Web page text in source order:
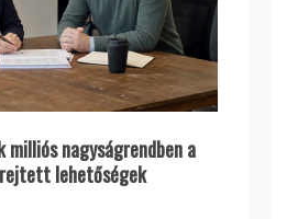
milliós nagyságrendben a
lehetőségek